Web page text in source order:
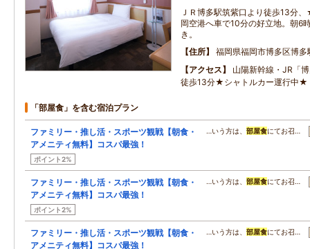
ＪＲ博多駅筑紫口より徒歩13分
岡空港へ車で10分の好立地。朝6
き。
住所
福岡県福岡市博多区博
アクセス
山陽新幹線・JR「
徒歩13分★シャトルカー運行中★
「部屋食」を含む宿泊プラン
ファミリー・推し活・スポーツ観戦【朝食・
アメニティ無料】コスパ最強！
ポイント2%
…いう方は、 部屋食にてお召…
ファミリー・推し活・スポーツ観戦【朝食・
アメニティ無料】コスパ最強！
ポイント2%
…いう方は、 部屋食にてお召…
ファミリー・推し活・スポーツ観戦【朝食・
アメニティ無料】コスパ最強！
…いう方は、 部屋食にてお召…